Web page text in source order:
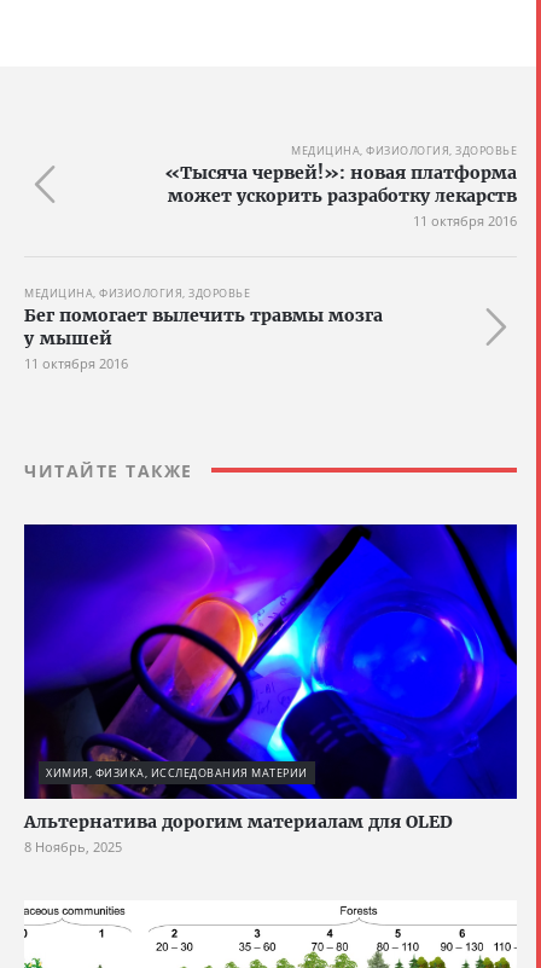
МЕДИЦИНА, ФИЗИОЛОГИЯ, ЗДОРОВЬЕ
«Тысяча червей!»: новая платформа
может ускорить разработку лекарств
11 октября 2016
МЕДИЦИНА, ФИЗИОЛОГИЯ, ЗДОРОВЬЕ
Бег помогает вылечить травмы мозга
у мышей
11 октября 2016
ЧИТАЙТЕ ТАКЖЕ
ХИМИЯ, ФИЗИКА, ИССЛЕДОВАНИЯ МАТЕРИИ
Альтернатива дорогим материалам для OLED
8 Ноябрь, 2025